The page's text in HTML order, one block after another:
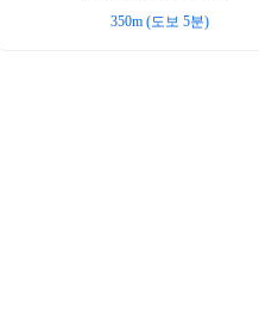
350m (도보 5분)